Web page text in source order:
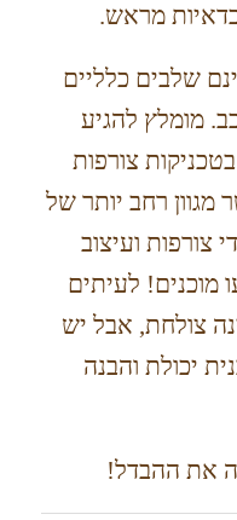
מראש.
שלבים כלליים
מומלץ להגיע
צורפות
מגוון רחב יותר של
צורפות ועיצוב
מוכנים! לעיתים
צולחת, אבל יש
יכולת והבנה
את ההבדל!